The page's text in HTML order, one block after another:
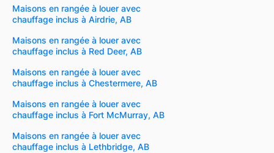
Maisons en rangée à louer avec
chauffage inclus à Airdrie, AB
Maisons en rangée à louer avec
chauffage inclus à Red Deer, AB
Maisons en rangée à louer avec
chauffage inclus à Chestermere, AB
Maisons en rangée à louer avec
chauffage inclus à Fort McMurray, AB
Maisons en rangée à louer avec
chauffage inclus à Lethbridge, AB